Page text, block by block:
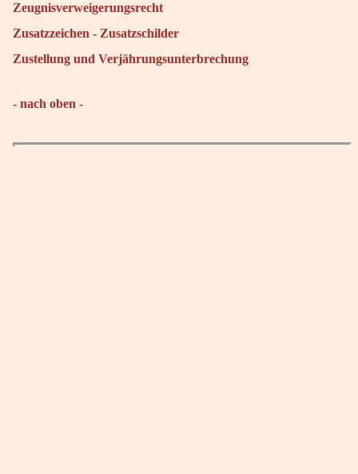
Zeugnisverweigerungsrecht
Zusatzzeichen - Zusatzschilder
Zustellung und Verjährungsunterbrechung
- nach oben -